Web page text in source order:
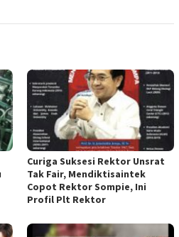
Curiga Suksesi Rektor Unsrat
Tak Fair, Mendiktisaintek
Copot Rektor Sompie, Ini
Profil Plt Rektor